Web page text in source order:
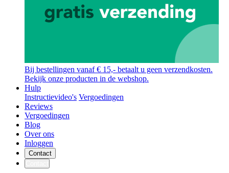
Bij bestellingen vanaf € 15,- betaalt u geen verzendkosten.
Bekijk onze producten in de webshop.
Hulp
Instructievideo's Vergoedingen
Reviews
Vergoedingen
Blog
Over ons
Inloggen
Contact